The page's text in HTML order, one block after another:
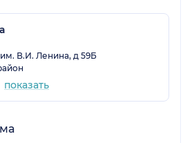
им. В.И. Ленина, д 59Б
показать